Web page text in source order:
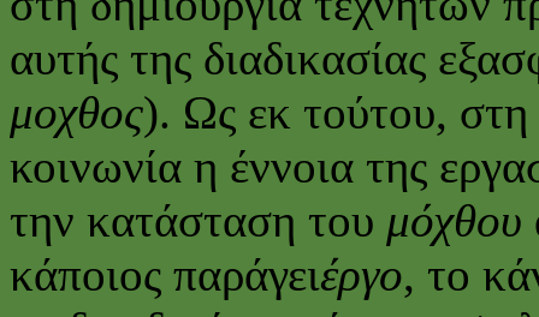
αυτής της διαδικασίας
μοχθος). Ως εκ τούτου, στη
κοινωνία η έννοια της
την κατάσταση του μόχθου
κάποιος παράγειέργο, το